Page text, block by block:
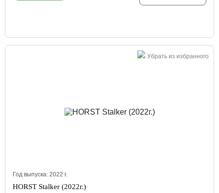
Убрать из избранного
Год выпуска: 2022 г.
HORST Stalker (2022г.)